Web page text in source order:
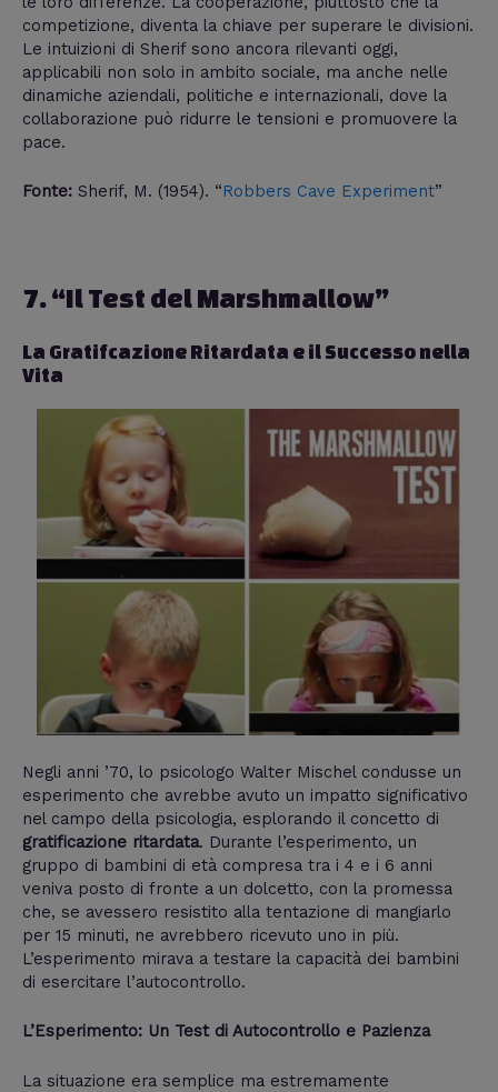
competizione, diventa la chiave per superare le divisioni.
Le intuizioni di Sherif sono ancora rilevanti oggi,
applicabili non solo in ambito sociale, ma anche nelle
dinamiche aziendali, politiche e internazionali, dove la
collaborazione può ridurre le tensioni e promuovere la
pace.
Fonte: Sherif, M. (1954). “Robbers Cave Experiment”
7. “Il Test del Marshmallow”
La Gratifcazione Ritardata e il Successo nella
Vita
Negli anni ’70, lo psicologo Walter Mischel condusse un
esperimento che avrebbe avuto un impatto significativo
nel campo della psicologia, esplorando il concetto di
gratificazione ritardata. Durante l’esperimento, un
gruppo di bambini di età compresa tra i 4 e i 6 anni
veniva posto di fronte a un dolcetto, con la promessa
che, se avessero resistito alla tentazione di mangiarlo
per 15 minuti, ne avrebbero ricevuto uno in più.
L’esperimento mirava a testare la capacità dei bambini
di esercitare l’autocontrollo.
L’Esperimento: Un Test di Autocontrollo e Pazienza
La situazione era semplice ma estremamente